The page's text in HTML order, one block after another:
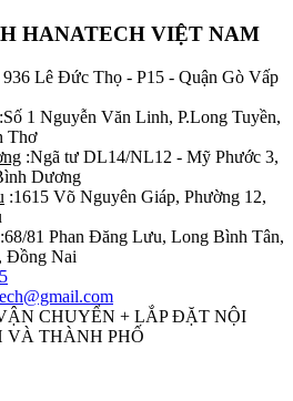
HANATECH VIỆT NAM
936 Lê Đức Thọ - P15 - Quận Gò Vấp
1 Nguyễn Văn Linh, P.Long Tuyền,
Thơ
:Ngã tư DL14/NL12 - Mỹ Phước 3,
Dương
:1615 Võ Nguyên Giáp, Phường 12,
:68/81 Phan Đăng Lưu, Long Bình Tân,
Đồng Nai
CHUYỂN + LẮP ĐẶT NỘI
VÀ THÀNH PHỐ